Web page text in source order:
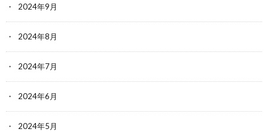
2024年9月
2024年8月
2024年7月
2024年6月
2024年5月